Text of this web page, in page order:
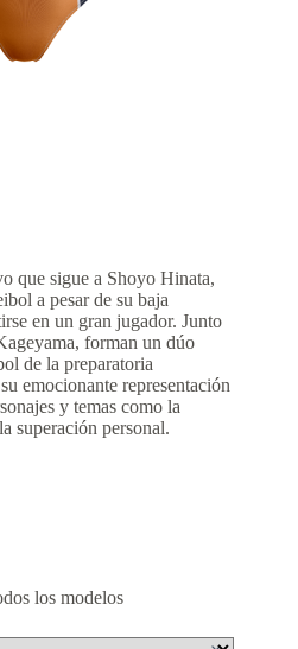
que sigue a Shoyo Hinata,
a pesar de su baja
en un gran jugador. Junto
forman un dúo
de la preparatoria
emocionante representación
y temas como la
superación personal.
los modelos